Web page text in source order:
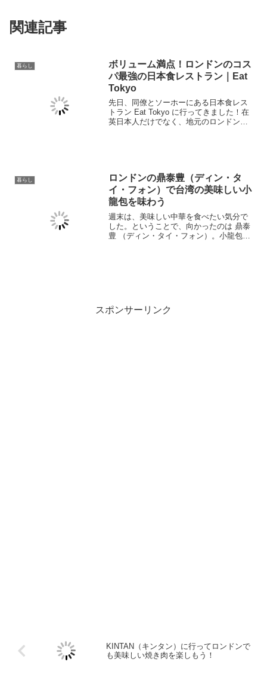
関連記事
暮らし
ボリューム満点！ロンドンのコス
パ最強の日本食レストラン｜Eat
Tokyo
先日、同僚とソーホーにある日本食レス
トラン Eat Tokyo に行ってきました！在
英日本人だけでなく、地元のロンドンっ
暮らし
ロンドンの鼎泰豊（ディン・タ
イ・フォン）で台湾の美味しい小
龍包を味わう
週末は、美味しい中華を食べたい気分で
した。ということで、向かったのは 鼎泰
豊 （ディン・タイ・フォン）。小龍包で
スポンサーリンク
KINTAN（キンタン）に行ってロンドンで
も美味しい焼き肉を楽しもう！